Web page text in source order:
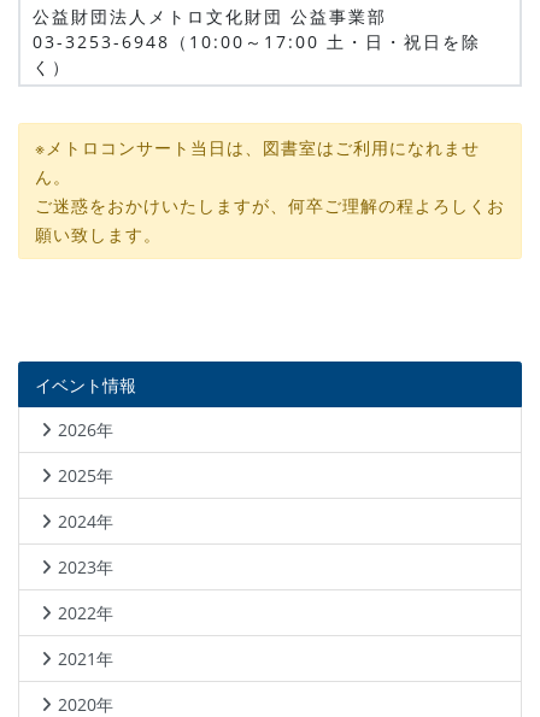
公益財団法人メトロ文化財団 公益事業部
03-3253-6948（10:00～17:00 土・日・祝日を除
く）
※メトロコンサート当日は、図書室はご利用になれませ
ん。
ご迷惑をおかけいたしますが、何卒ご理解の程よろしくお
願い致します。
イベント情報
2026年
2025年
2024年
2023年
2022年
2021年
2020年